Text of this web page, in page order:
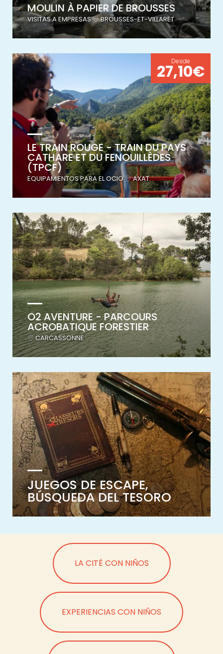
MOULIN À PAPIER DE BROUSSES
VISITAS A EMPRESAS BROUSSES-ET-VILLARET
LE TRAIN ROUGE - TRAIN DU PAYS
CATHARE ET DU FENOUILLÈDES
(TPCF)
EQUIPAMIENTOS PARA EL OCIO AXAT
Desde
27,10€
O2 AVENTURE - PARCOURS
ACROBATIQUE FORESTIER
CARCASSONNE
JUEGOS DE ESCAPE,
BÚSQUEDA DEL TESORO
LA CITÉ CON NIÑOS
EXPERIENCIAS CON NIÑOS